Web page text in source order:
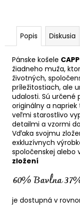
Popis Diskusia
Pánske košele
žiadneho muža,
životných,
príležitostiach, ale
udalosti. Sú
originálny a
veľmi starostlivo
detailmi a vzormi
Vďaka svojmu
exkluzívnych
spoločenskej alebo
zložení
je dostupná v